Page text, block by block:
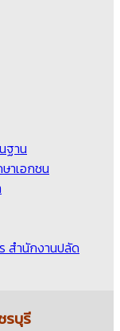
ฐาน
าเอกชน
สำนักงานปลัด
รบุรี